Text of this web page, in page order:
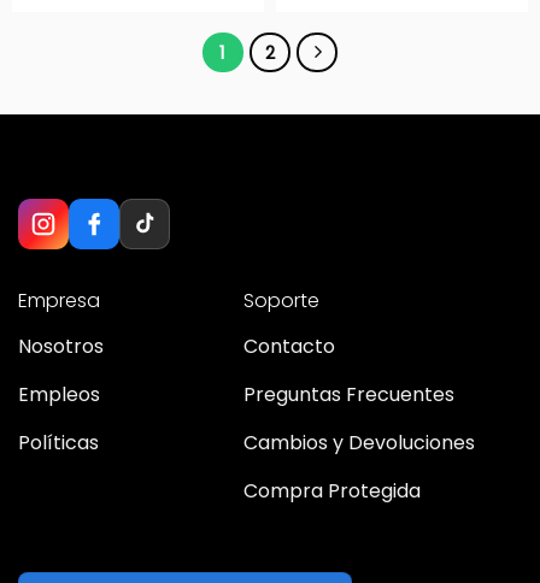
1 2
Empresa
Nosotros
Empleos
Políticas
Soporte
Contacto
Preguntas Frecuentes
Cambios y Devoluciones
Compra Protegida